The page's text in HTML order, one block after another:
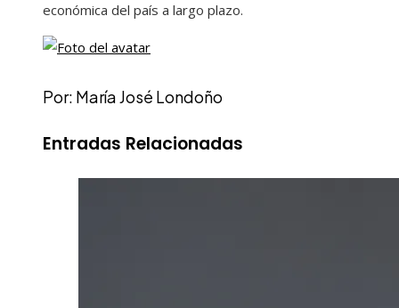
económica del país a largo plazo.
Por: María José Londoño
Entradas Relacionadas